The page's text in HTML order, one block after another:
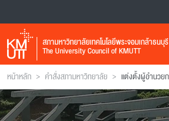
สภามหาวิทยาลัยเทคโนโลยีพระจอมเกล้าธนบุรี
The University Council of KMUTT
หน้าหลัก > คำสั่งสภามหาวิทยาลัย >